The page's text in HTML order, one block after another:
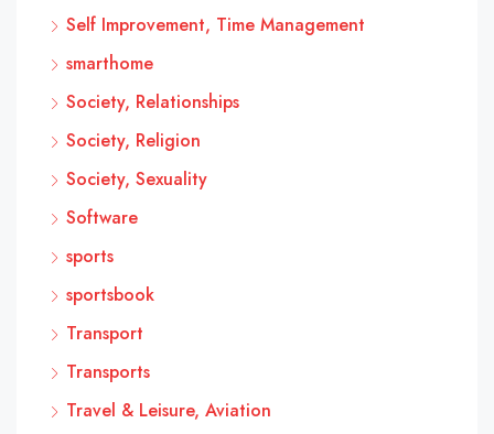
Self Improvement, Time Management
smarthome
Society, Relationships
Society, Religion
Society, Sexuality
Software
sports
sportsbook
Transport
Transports
Travel & Leisure, Aviation